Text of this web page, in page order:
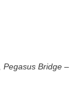
Pegasus Bridge –